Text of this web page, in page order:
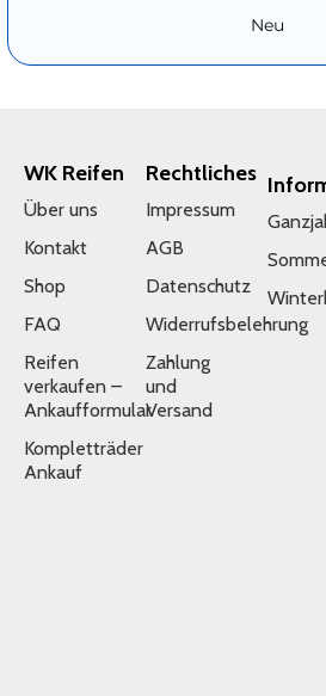
Neu
WK Reifen
Über uns
Kontakt
Shop
FAQ
Reifen
verkaufen –
Ankaufformular
Kompletträder
Ankauf
Rechtliches
Impressum
AGB
Datenschutz
Widerrufsbelehrung
Zahlung
und
Versand